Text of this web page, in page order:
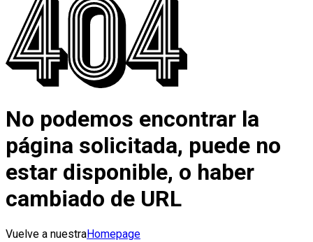
No podemos encontrar la
página solicitada, puede no
estar disponible, o haber
cambiado de URL
Vuelve a nuestraHomepage